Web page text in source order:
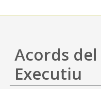
Acords
Executiu